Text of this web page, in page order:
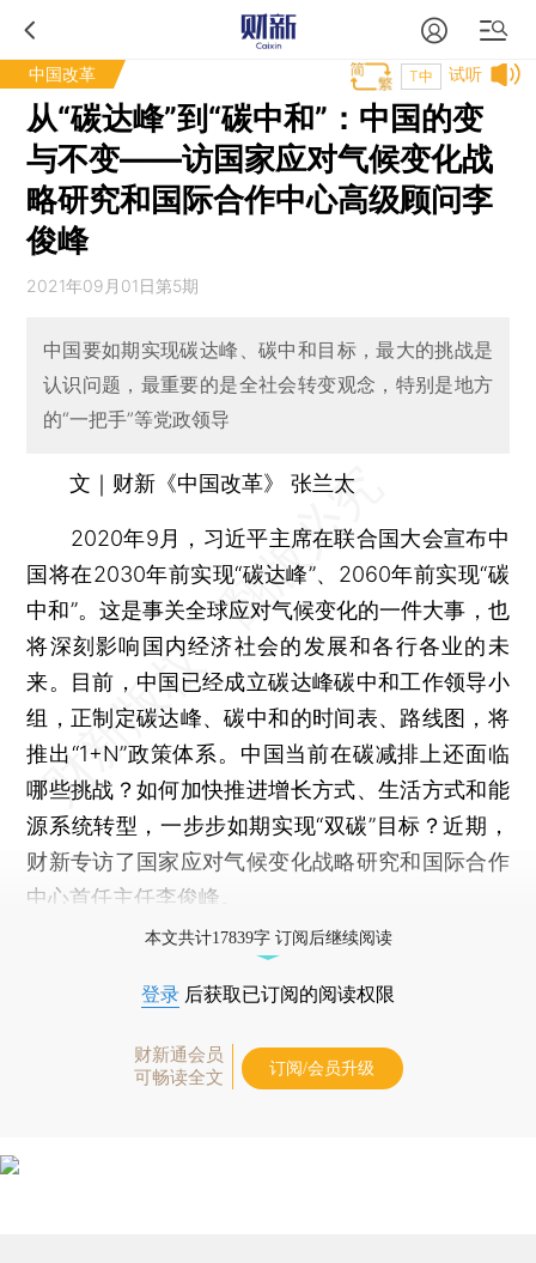
中国改革 试听
T中
从“碳达峰”到“碳中和”：中国的变
与不变——访国家应对气候变化战
略研究和国际合作中心高级顾问李
俊峰
2021年09月01日第5期
中国要如期实现碳达峰、碳中和目标，最大的挑战是
认识问题，最重要的是全社会转变观念，特别是地方
的“一把手”等党政领导
文｜财新《中国改革》 张兰太
2020年9月，习近平主席在联合国大会宣布中
国将在2030年前实现“碳达峰”、2060年前实现“碳
中和”。这是事关全球应对气候变化的一件大事，也
将深刻影响国内经济社会的发展和各行各业的未
来。目前，中国已经成立碳达峰碳中和工作领导小
组，正制定碳达峰、碳中和的时间表、路线图，将
推出“1+N”政策体系。中国当前在碳减排上还面临
哪些挑战？如何加快推进增长方式、生活方式和能
源系统转型，一步步如期实现“双碳”目标？近期，
财新专访了国家应对气候变化战略研究和国际合作
中心首任主任李俊峰。
本文共计17839字 订阅后继续阅读
登录 后获取已订阅的阅读权限
财新通会员
可畅读全文
订阅/会员升级